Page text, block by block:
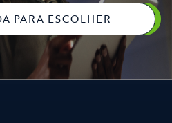
PARA ESCOLHER